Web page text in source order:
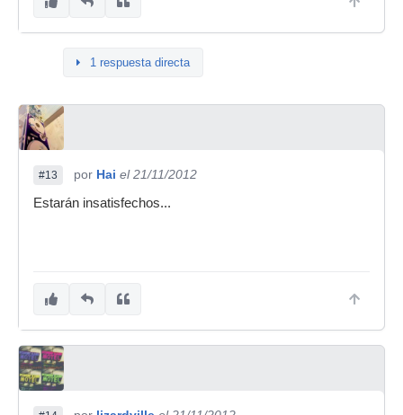
1 respuesta directa
#13 por Hai el 21/11/2012
Estarán insatisfechos...